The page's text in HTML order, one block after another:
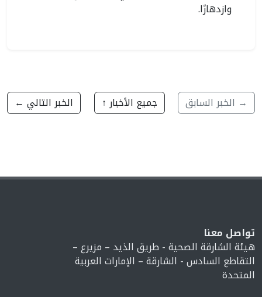
وازدهارًا.
→ الخبر السابق جميع الأخبار ↑ الخبر التالي ←
تواصل معنا
هيئة الشارقة الصحية - طريق الذيد – مزيرع –
التقاطع السادس - الشارقة – الإمارات العربية
المتحدة